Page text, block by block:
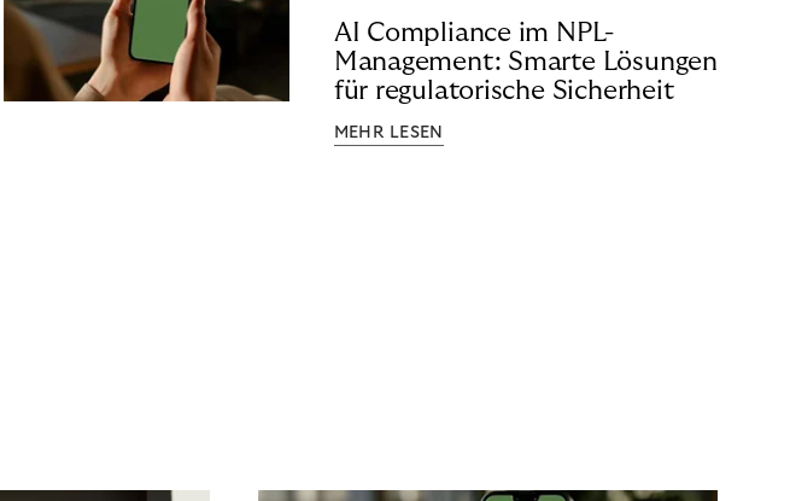
AI Compliance im NPL-
Management: Smarte Lösungen
für regulatorische Sicherheit
MEHR LESEN